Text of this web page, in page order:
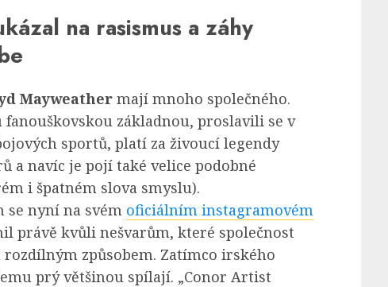
na rasismus a záhy
Mayweather mají mnoho společného.
fanouškovskou základnou, proslavili se v
sportů, platí za živoucí legendy
a navíc je pojí také velice podobné
i špatném slova smyslu).
nyní na svém oficiálním instagramovém
právě kvůli nešvarům, které společnost
způsobem. Zatímco irského
prý většinou spílají. „Conor Artist